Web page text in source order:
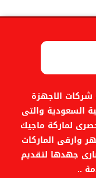
الاجهزة
السعودية والتى
الحصرى لماركة ماجيك
وارقى الماركات
جهدها لتقديم
..